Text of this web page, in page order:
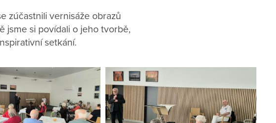
zúčastnili vernisáže obrazů
jsme si povídali o jeho tvorbě,
setkání.